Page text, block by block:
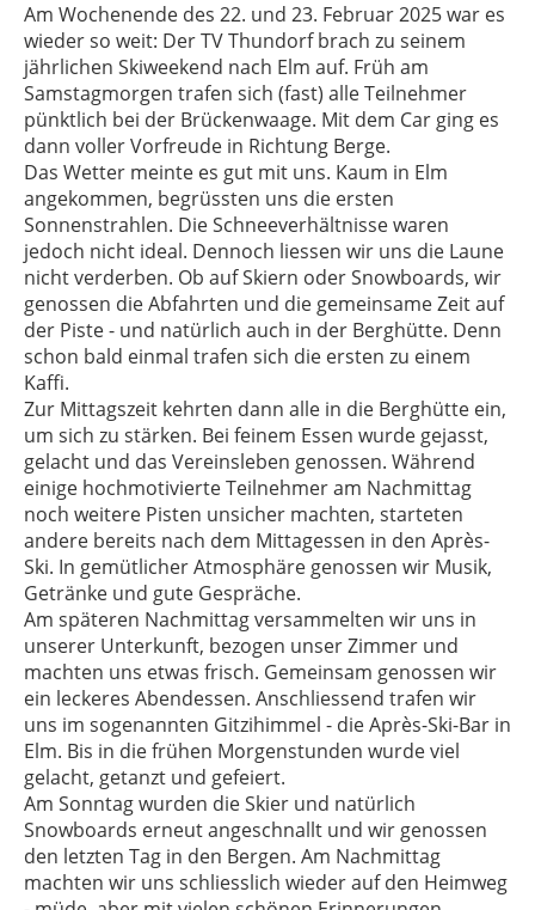
Am Wochenende des 22. und 23. Februar 2025 war es
wieder so weit: Der TV Thundorf brach zu seinem
jährlichen Skiweekend nach Elm auf. Früh am
Samstagmorgen trafen sich (fast) alle Teilnehmer
pünktlich bei der Brückenwaage. Mit dem Car ging es
dann voller Vorfreude in Richtung Berge.
Das Wetter meinte es gut mit uns. Kaum in Elm
angekommen, begrüssten uns die ersten
Sonnenstrahlen. Die Schneeverhältnisse waren
jedoch nicht ideal. Dennoch liessen wir uns die Laune
nicht verderben. Ob auf Skiern oder Snowboards, wir
genossen die Abfahrten und die gemeinsame Zeit auf
der Piste - und natürlich auch in der Berghütte. Denn
schon bald einmal trafen sich die ersten zu einem
Kaffi.
Zur Mittagszeit kehrten dann alle in die Berghütte ein,
um sich zu stärken. Bei feinem Essen wurde gejasst,
gelacht und das Vereinsleben genossen. Während
einige hochmotivierte Teilnehmer am Nachmittag
noch weitere Pisten unsicher machten, starteten
andere bereits nach dem Mittagessen in den Après-
Ski. In gemütlicher Atmosphäre genossen wir Musik,
Getränke und gute Gespräche.
Am späteren Nachmittag versammelten wir uns in
unserer Unterkunft, bezogen unser Zimmer und
machten uns etwas frisch. Gemeinsam genossen wir
ein leckeres Abendessen. Anschliessend trafen wir
uns im sogenannten Gitzihimmel - die Après-Ski-Bar in
Elm. Bis in die frühen Morgenstunden wurde viel
gelacht, getanzt und gefeiert.
Am Sonntag wurden die Skier und natürlich
Snowboards erneut angeschnallt und wir genossen
den letzten Tag in den Bergen. Am Nachmittag
machten wir uns schliesslich wieder auf den Heimweg